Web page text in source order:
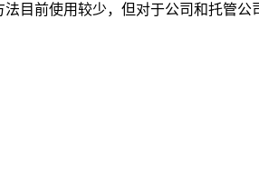
目前使用较少，但对于公司和托管公